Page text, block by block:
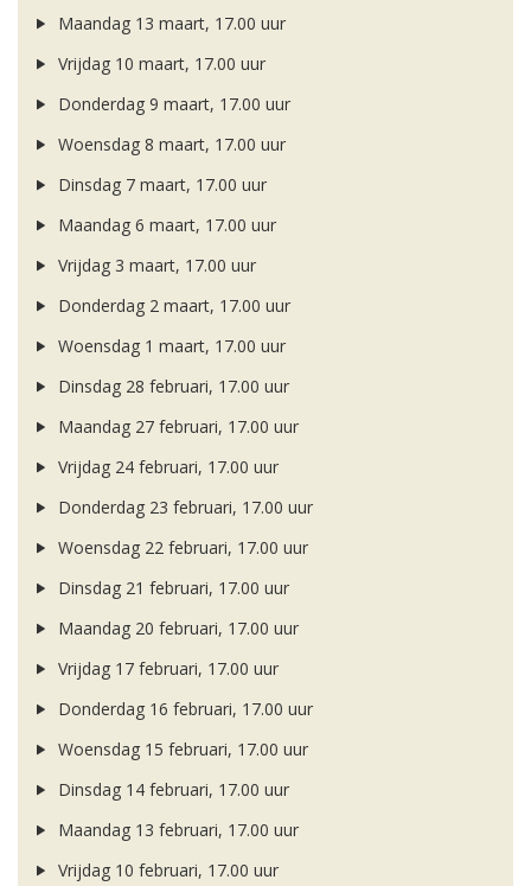
Maandag 13 maart, 17.00 uur
Vrijdag 10 maart, 17.00 uur
Donderdag 9 maart, 17.00 uur
Woensdag 8 maart, 17.00 uur
Dinsdag 7 maart, 17.00 uur
Maandag 6 maart, 17.00 uur
Vrijdag 3 maart, 17.00 uur
Donderdag 2 maart, 17.00 uur
Woensdag 1 maart, 17.00 uur
Dinsdag 28 februari, 17.00 uur
Maandag 27 februari, 17.00 uur
Vrijdag 24 februari, 17.00 uur
Donderdag 23 februari, 17.00 uur
Woensdag 22 februari, 17.00 uur
Dinsdag 21 februari, 17.00 uur
Maandag 20 februari, 17.00 uur
Vrijdag 17 februari, 17.00 uur
Donderdag 16 februari, 17.00 uur
Woensdag 15 februari, 17.00 uur
Dinsdag 14 februari, 17.00 uur
Maandag 13 februari, 17.00 uur
Vrijdag 10 februari, 17.00 uur